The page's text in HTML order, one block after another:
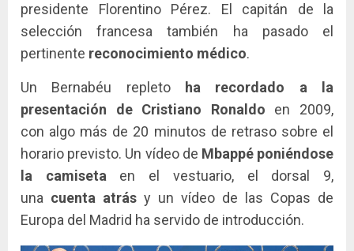
presidente Florentino Pérez. El capitán de la
selección francesa también ha pasado el
pertinente reconocimiento médico.
Un Bernabéu repleto
ha recordado a la
presentación de Cristiano Ronaldo en 2009,
con algo más de 20 minutos de retraso sobre el
horario previsto. Un vídeo de Mbappé poniéndose
la camisetaen el vestuario, el dorsal 9,
una cuenta atrás y un vídeo de las Copas de
Europa del Madrid ha servido de introducción.